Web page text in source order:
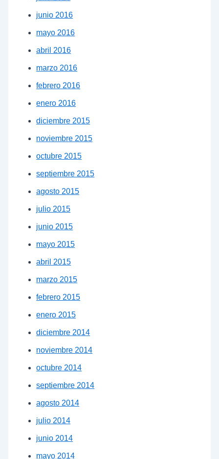
junio 2016
mayo 2016
abril 2016
marzo 2016
febrero 2016
enero 2016
diciembre 2015
noviembre 2015
octubre 2015
septiembre 2015
agosto 2015
julio 2015
junio 2015
mayo 2015
abril 2015
marzo 2015
febrero 2015
enero 2015
diciembre 2014
noviembre 2014
octubre 2014
septiembre 2014
agosto 2014
julio 2014
junio 2014
mayo 2014